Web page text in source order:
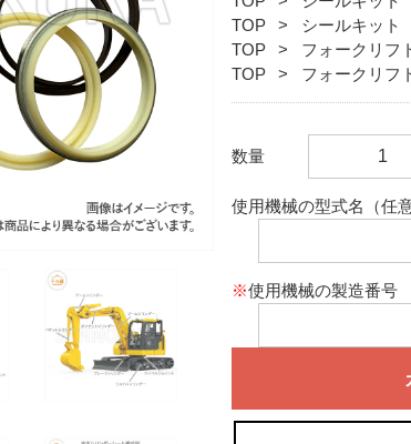
TOP
シールキット
TOP
フォークリフ
TOP
フォークリフ
数量
使用機械の型式名（任意
※使用機械の製造番号